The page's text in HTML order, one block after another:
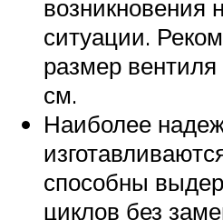
возникновения
ситуации.
размер
см.
Наиболее
способны
циклов без